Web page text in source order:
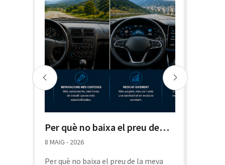
Per què no baixa el preu de
l’assegurança de cotxe a
Andorra?
8 MAIG - 2026
Per què no baixa el preu de la meva